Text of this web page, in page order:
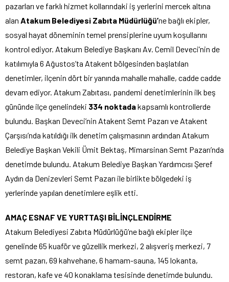
pazarları ve farklı hizmet kollarındaki iş yerlerini mercek altına
alan Atakum Belediyesi Zabıta Müdürlüğü’ne bağlı ekipler,
sosyal hayat döneminin temel prensiplerine uyum koşullarını
kontrol ediyor. Atakum Belediye Başkanı Av. Cemil Deveci’nin de
katılımıyla 6 Ağustos’ta Atakent bölgesinden başlatılan
denetimler, ilçenin dört bir yanında mahalle mahalle, cadde cadde
devam ediyor. Atakum Zabıtası, pandemi denetimlerinin ilk beş
gününde ilçe genelindeki 334 noktadakapsamlı kontrollerde
bulundu. Başkan Deveci’nin Atakent Semt Pazarı ve Atakent
Çarşısı’nda katıldığı ilk denetim çalışmasının ardından Atakum
Belediye Başkan Vekili Ümit Bektaş, Mimarsinan Semt Pazarı’nda
denetimde bulundu. Atakum Belediye Başkan Yardımcısı Şeref
Aydın da Denizevleri Semt Pazarı ile birlikte bölgedeki iş
yerlerinde yapılan denetimlere eşlik etti.
AMAÇ ESNAF VE YURTTAŞI BİLİNÇLENDİRME
Atakum Belediyesi Zabıta Müdürlüğü’ne bağlı ekipler ilçe
genelinde 65 kuaför ve güzellik merkezi, 2 alışveriş merkezi, 7
semt pazarı, 69 kahvehane, 6 hamam-sauna, 145 lokanta,
restoran, kafe ve 40 konaklama tesisinde denetimde bulundu.